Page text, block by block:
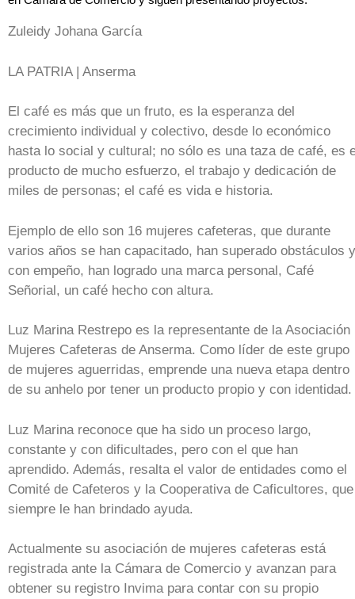
Zuleidy Johana García
LA PATRIA | Anserma
El café es más que un fruto, es la esperanza del
crecimiento individual y colectivo, desde lo económico
hasta lo social y cultural; no sólo es una taza de café, es
producto de mucho esfuerzo, el trabajo y dedicación de
miles de personas; el café es vida e historia.
Ejemplo de ello son 16 mujeres cafeteras, que durante
varios años se han capacitado, han superado obstáculos y
con empeño, han logrado una marca personal, Café
Señorial, un café hecho con altura.
Luz Marina Restrepo es la representante de la Asociación
Mujeres Cafeteras de Anserma. Como líder de este grupo
de mujeres aguerridas, emprende una nueva etapa dentro
de su anhelo por tener un producto propio y con identidad.
Luz Marina reconoce que ha sido un proceso largo,
constante y con dificultades, pero con el que han
aprendido. Además, resalta el valor de entidades como el
Comité de Cafeteros y la Cooperativa de Caficultores, que
siempre le han brindado ayuda.
Actualmente su asociación de mujeres cafeteras está
registrada ante la Cámara de Comercio y avanzan para
obtener su registro Invima para contar con su propio